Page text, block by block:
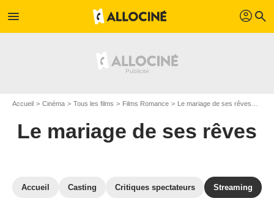
menu profil search
Accueil Cinéma Tous les films Films Romance Le mariage de ses rêves
Le mariage de ses rêves
Accueil Casting Critiques spectateurs Streaming